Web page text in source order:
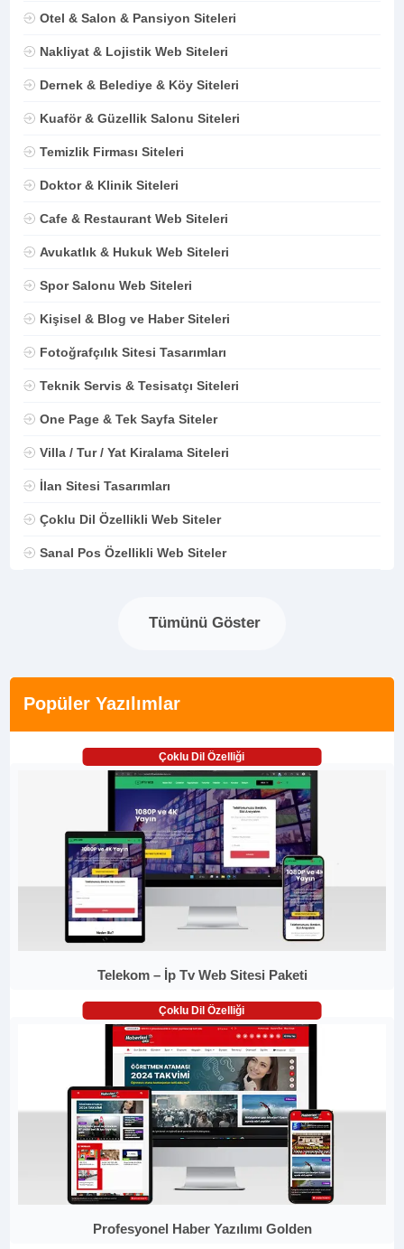
Otel & Salon & Pansiyon Siteleri
Nakliyat & Lojistik Web Siteleri
Dernek & Belediye & Köy Siteleri
Kuaför & Güzellik Salonu Siteleri
Temizlik Firması Siteleri
Doktor & Klinik Siteleri
Cafe & Restaurant Web Siteleri
Avukatlık & Hukuk Web Siteleri
Spor Salonu Web Siteleri
Kişisel & Blog ve Haber Siteleri
Fotoğrafçılık Sitesi Tasarımları
Teknik Servis & Tesisatçı Siteleri
One Page & Tek Sayfa Siteler
Villa / Tur / Yat Kiralama Siteleri
İlan Sitesi Tasarımları
Çoklu Dil Özellikli Web Siteler
Sanal Pos Özellikli Web Siteler
Tümünü Göster
Popüler Yazılımlar
Çoklu Dil Özelliği
Telekom – İp Tv Web Sitesi Paketi
Çoklu Dil Özelliği
Profesyonel Haber Yazılımı Golden